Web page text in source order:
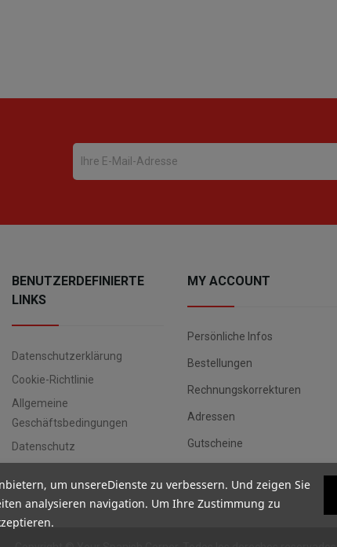
BENUTZERDEFINIERTE
LINKS
Datenschutzerklärung
Cookie-Richtlinie
Allgemeine
Geschäftsbedingungen
Datenschutz
MY ACCOUNT
Persönliche Infos
Bestellungen
Rechnungskorrekturen
Adressen
Gutscheine
um unsereDienste zu verbessern. Und zeigen Sie
analysieren navigation. Um Ihre Zustimmung zu